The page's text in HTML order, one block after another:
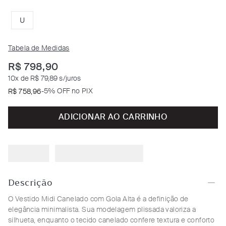
U
Tabela de Medidas
R$ 798,90
10x de R$ 79,89 s/juros
R$ 758,96-5% OFF no PIX
ADICIONAR AO CARRINHO
Descrição
O Vestido Midi Canelado com Gola Alta é a definição de
elegância minimalista. Sua modelagem plissada valoriza a
silhueta, enquanto o tecido canelado confere textura e conforto